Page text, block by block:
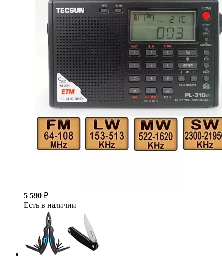
5 590 ₽
Есть в наличии